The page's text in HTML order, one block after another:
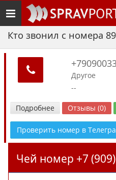
Toggle
navigation
Кто звонил с номера
Другое
--
Подробнее Отзывы (0)
Проверить номер в
Чей номер +7